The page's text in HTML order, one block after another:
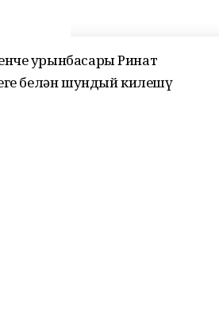
урынбасары Ринат
белән шундый килешү